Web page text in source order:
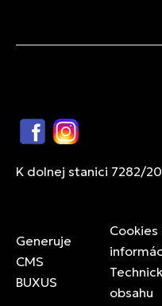
FacebookInstagram
K dolnej stanici 7282/
Generuje
CMS
BUXUS
Cookies
obsahu